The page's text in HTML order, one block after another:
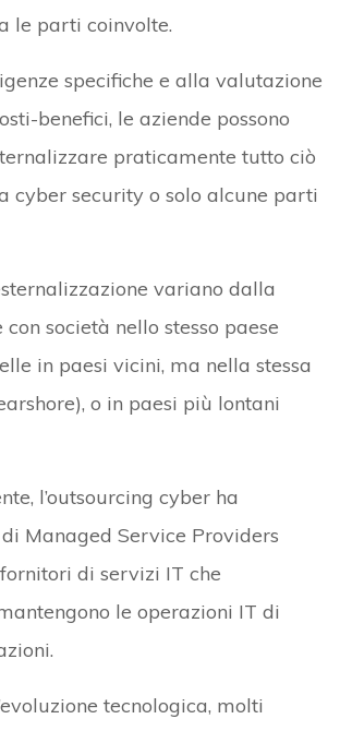
le parti coinvolte.
specifiche e alla valutazione
benefici, le aziende possono
praticamente tutto ciò
cyber security o solo alcune parti
variano dalla
società nello stesso paese
in paesi vicini, ma nella stessa
o in paesi più lontani
l’outsourcing cyber ha
di Managed Service Providers
di servizi IT che
le operazioni IT di
tecnologica, molti